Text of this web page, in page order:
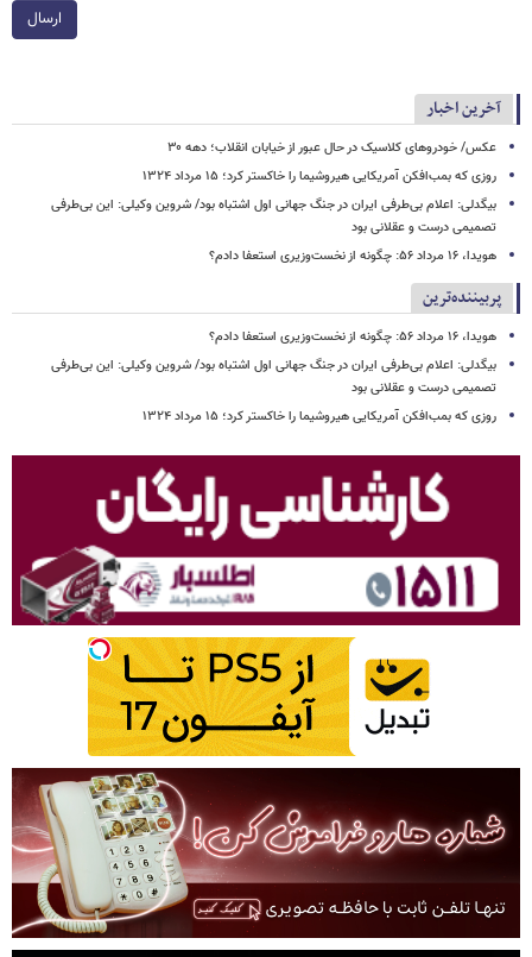
ارسال
آخرین اخبار
عکس/ خودروهای کلاسیک در حال عبور از خیابان انقلاب؛ دهه ۳۰
روزی که بمب‌افکن آمریکایی هیروشیما را خاکستر کرد؛ ۱۵ مرداد ۱۳۲۴
بیگدلی: اعلام بی‌طرفی ایران در جنگ جهانی اول اشتباه بود/ شروین وکیلی: این بی‌طرفی
تصمیمی درست و عقلانی بود
هویدا، ۱۶ مرداد ۵۶: چگونه از نخست‌وزیری استعفا دادم؟
پربیننده‌ترین
هویدا، ۱۶ مرداد ۵۶: چگونه از نخست‌وزیری استعفا دادم؟
بیگدلی: اعلام بی‌طرفی ایران در جنگ جهانی اول اشتباه بود/ شروین وکیلی: این بی‌طرفی
تصمیمی درست و عقلانی بود
روزی که بمب‌افکن آمریکایی هیروشیما را خاکستر کرد؛ ۱۵ مرداد ۱۳۲۴